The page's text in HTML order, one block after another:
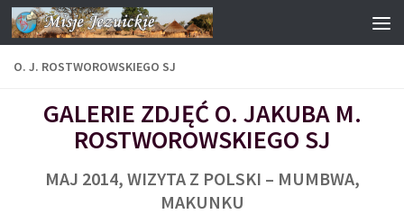
Przejdź do treści
O. J. ROSTWOROWSKIEGO SJ
GALERIE ZDJĘĆ O. JAKUBA M.
ROSTWOROWSKIEGO SJ
MAJ 2014, WIZYTA Z POLSKI – MUMBWA,
MAKUNKU